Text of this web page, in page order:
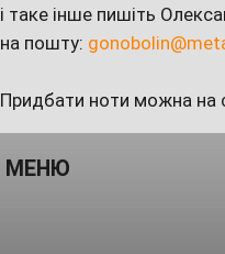
і таке інше пишіть
на пошту:
Придбати ноти можна на
МЕНЮ